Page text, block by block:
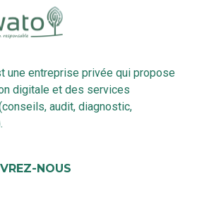
une entreprise privée qui propose
digitale et des services
audit, diagnostic,
NOUS